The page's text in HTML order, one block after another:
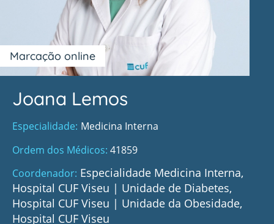
Marcação online
Joana Lemos
Especialidade Medicina Interna
Ordem dos Médicos 41859
Coordenador Especialidade Medicina Interna,
Hospital CUF Viseu | Unidade de Diabetes,
Hospital CUF Viseu | Unidade da Obesidade,
Hospital CUF Viseu